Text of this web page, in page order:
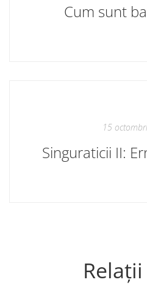
Cum sunt
15
Singuraticii II: